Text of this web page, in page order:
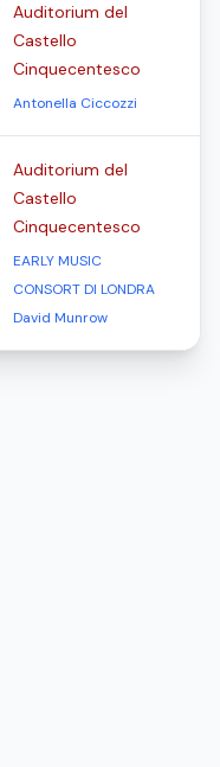
Auditorium del
Castello
Cinquecentesco
Antonella Ciccozzi
Auditorium del
Castello
Cinquecentesco
EARLY MUSIC
CONSORT DI LONDRA
David Munrow